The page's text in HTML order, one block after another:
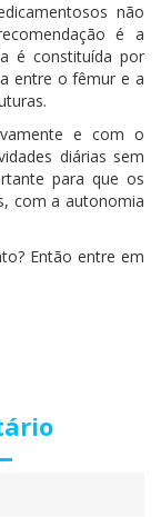
não
é a
é constituída por
entre o fêmur e a
e com o
diárias sem
para que os
com a autonomia
Então entre em